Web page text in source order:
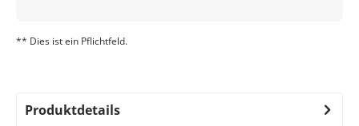
** Dies ist ein Pflichtfeld.
Produktdetails